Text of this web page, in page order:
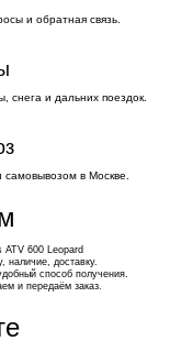
и обратная связь.
снега и дальних поездок.
самовывозом в Москве.
ATV 600 Leopard
наличие, доставку.
способ получения.
и передаём заказ.